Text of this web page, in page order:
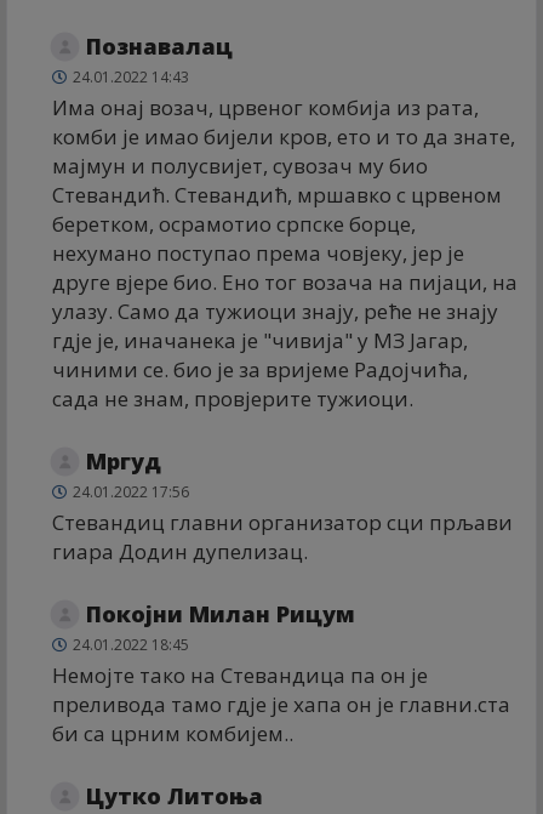
Познавалац
24.01.2022 14:43
Има онај возач, црвеног комбија из рата,
комби је имао бијели кров, ето и то да знате,
мајмун и полусвијет, сувозач му био
Стевандић. Стевандић, мршавко с црвеном
беретком, осрамотио српске борце,
нехумано поступао према човјеку, јер је
друге вјере био. Ено тог возача на пијаци, на
улазу. Само да тужиоци знају, реће не знају
гдје је, иначанека је "чивија" у МЗ Јагар,
чиними се. био је за вријеме Радојчића,
сада не знам, провјерите тужиоци.
Мргуд
24.01.2022 17:56
Стевандиц главни организатор сци прљави
гиара Додин дупелизац.
Покојни Милан Рицум
24.01.2022 18:45
Немојте тако на Стевандица па он је
преливода тамо гдје је хапа он је главни.ста
би са црним комбијем..
Цутко Литоња